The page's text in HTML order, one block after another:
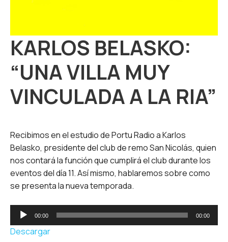
KARLOS BELASKO:
“UNA VILLA MUY
VINCULADA A LA RIA”
Recibimos en el estudio de Portu Radio a Karlos
Belasko, presidente del club de remo San Nicolás, quien
nos contará la función que cumplirá el club durante los
eventos del día 11. Así mismo, hablaremos sobre como
se presenta la nueva temporada.
Reproductor
de
audio
00:00 00:00
Descargar